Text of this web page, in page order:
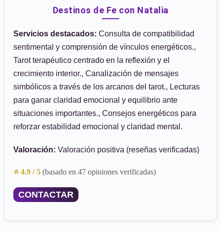
Destinos de Fe con Natalia
Servicios destacados: Consulta de compatibilidad
sentimental y comprensión de vínculos energéticos.,
Tarot terapéutico centrado en la reflexión y el
crecimiento interior., Canalización de mensajes
simbólicos a través de los arcanos del tarot., Lecturas
para ganar claridad emocional y equilibrio ante
situaciones importantes., Consejos energéticos para
reforzar estabilidad emocional y claridad mental.
Valoración: Valoración positiva (reseñas verificadas)
⭐ 4.9 / 5 (basado en 47 opiniones verificadas)
CONTACTAR